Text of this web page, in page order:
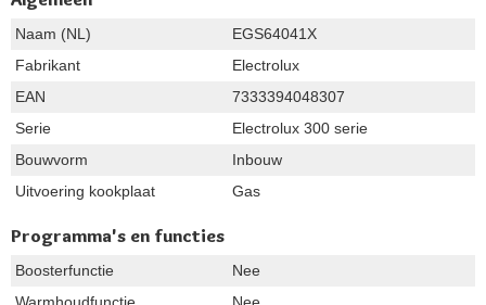
Naam (NL)
EGS64041X
Fabrikant
Electrolux
EAN
7333394048307
Serie
Electrolux 300 serie
Bouwvorm
Inbouw
Uitvoering kookplaat
Gas
Programma's en functies
Boosterfunctie
Nee